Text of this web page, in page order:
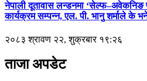
नेपाली दूतावास लन्डनमा ‘सेल्फ–अवेकनिङ
कार्यक्रम सम्पन्न, एल. पी. भानु शर्माले के
२०८३ श्रावण २२, शुक्रबार १९:२६
ताजा अपडेट